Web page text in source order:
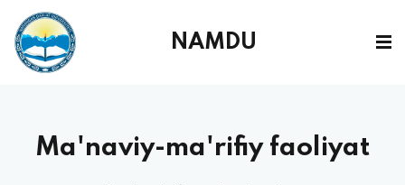
NAMDU
Ma'naviy-ma'rifiy faoliyat